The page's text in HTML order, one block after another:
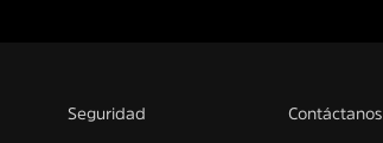
Seguridad Contáctanos